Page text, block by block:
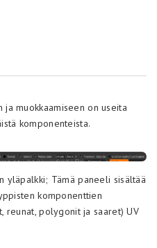
muokkaamiseen on useita
komponenteista.
yläpalkki; Tämä paneeli sisältää
komponenttien
reunat, polygonit ja saaret) UV